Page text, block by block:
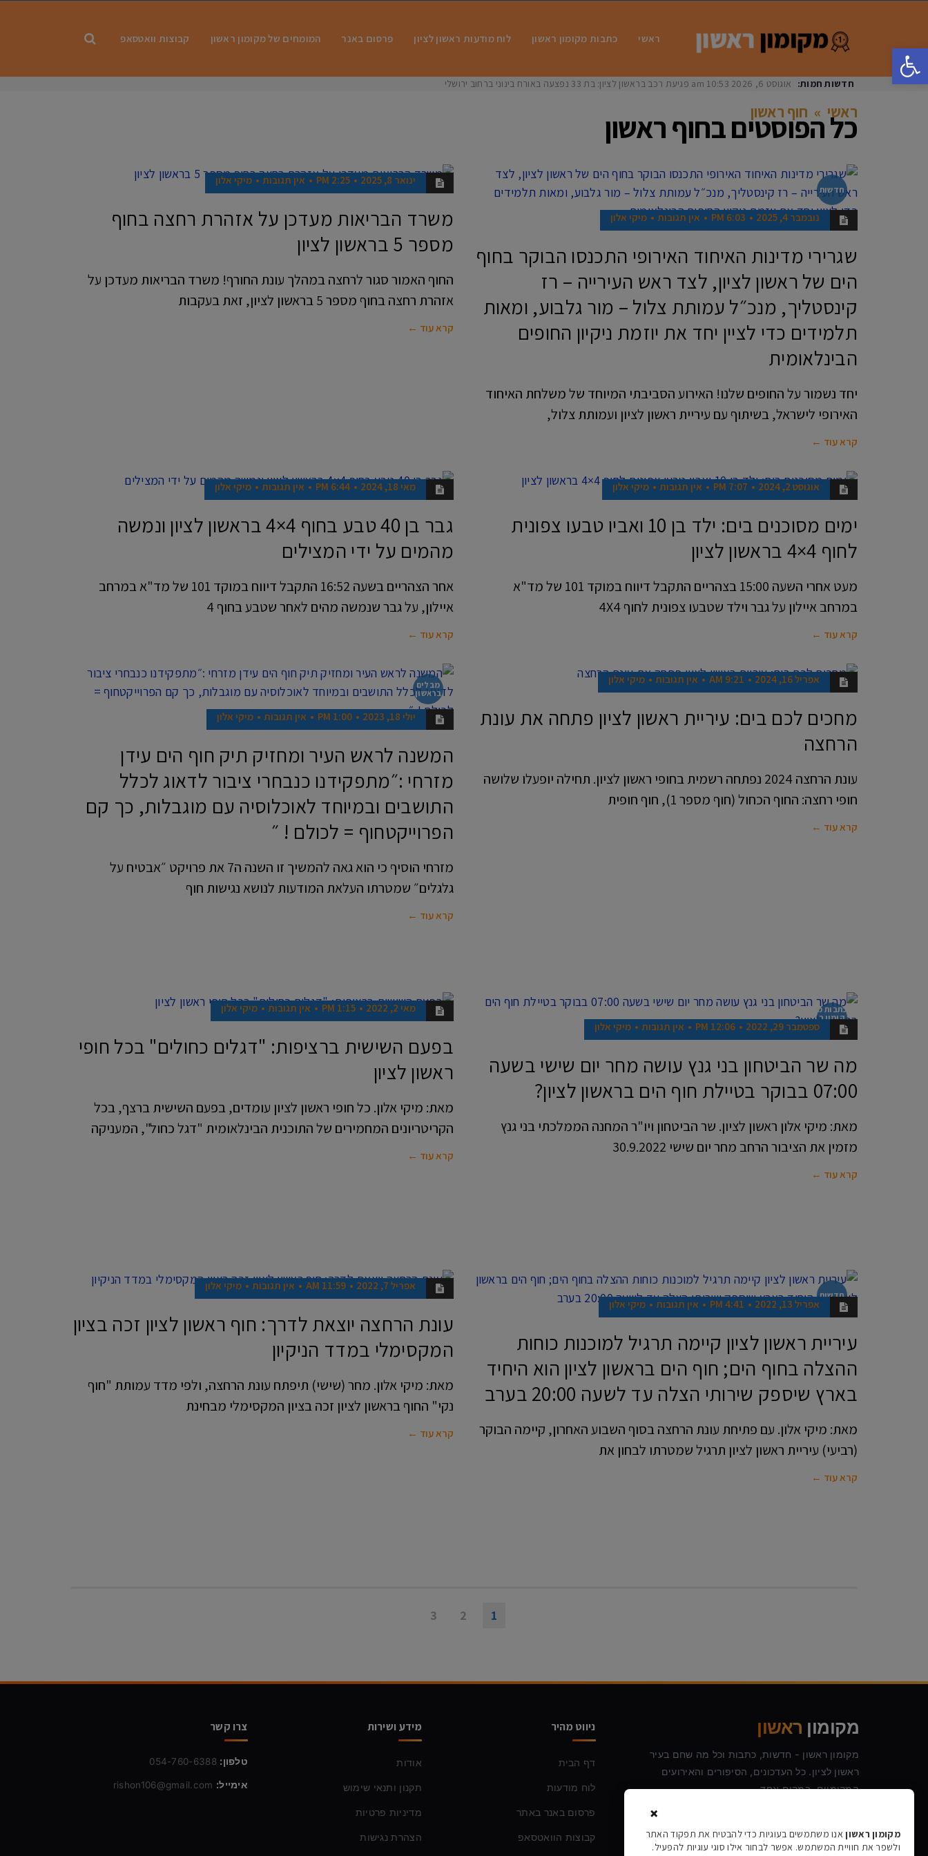
פתח סרגל נגישות
ראשי כתבות מקומון ראשון לוח מודעות ראשון לציון פרסום באנר המומחים של מקומון ראשון קבוצות וואטסאפ
חדשות חמות: אוגוסט 6, 2026 10:53 am פגיעת רכב בראשון לציון: בת 33 נפצעה באורח בינוני ברחוב ירושלים
ראשי » חוף ראשון
כל הפוסטים בחוף ראשון
חדשות
נובמבר 4, 2025 6:03 PM אין תגובות מיקי אלון
שגרירי מדינות האיחוד האירופי התכנסו הבוקר בחוף
הים של ראשון לציון, לצד ראש העירייה – רז
קינסטליך, מנכ״ל עמותת צלול – מור גלבוע, ומאות
תלמידים כדי לציין יחד את יוזמת ניקיון החופים
הבינלאומית
יחד נשמור על החופים שלנו! האירוע הסביבתי המיוחד של משלחת האיחוד
האירופי לישראל, בשיתוף עם עיריית ראשון לציון ועמותת צלול,
קרא עוד ←
חדשות
ינואר 8, 2025 2:25 PM אין תגובות מיקי אלון
משרד הבריאות מעדכן על אזהרת רחצה בחוף
מספר 5 בראשון לציון
החוף האמור סגור לרחצה במהלך עונת החורף! משרד הבריאות מעדכן על
אזהרת רחצה בחוף מספר 5 בראשון לציון, זאת בעקבות
קרא עוד ←
חדשות
אוגוסט 2, 2024 7:07 PM אין תגובות מיקי אלון
ימים מסוכנים בים: ילד בן 10 ואביו טבעו צפונית
לחוף 4×4 בראשון לציון
מעט אחרי השעה 15:00 בצהריים התקבל דיווח במוקד 101 של מד"א
במרחב איילון על גבר וילד שטבעו צפונית לחוף 4X4
קרא עוד ←
חדשות
מאי 18, 2024 6:44 PM אין תגובות מיקי אלון
גבר בן 40 טבע בחוף 4×4 בראשון לציון ונמשה
מהמים על ידי המצילים
אחר הצהריים בשעה 16:52 התקבל דיווח במוקד 101 של מד"א במרחב
איילון, על גבר שנמשה מהים לאחר שטבע בחוף 4
קרא עוד ←
חדשות
אפריל 16, 2024 9:21 AM אין תגובות מיקי אלון
מחכים לכם בים: עיריית ראשון לציון פתחה את עונת
הרחצה
עונת הרחצה 2024 נפתחה רשמית בחופי ראשון לציון. תחילה יופעלו שלושה
חופי רחצה: החוף הכחול (חוף מספר 1), חוף חופית
קרא עוד ←
מבלים
בראשון
יולי 18, 2023 1:00 PM אין תגובות מיקי אלון
המשנה לראש העיר ומחזיק תיק חוף הים עידן
מזרחי :״מתפקידנו כנבחרי ציבור לדאוג לכלל
התושבים ובמיוחד לאוכלוסיה עם מוגבלות, כך קם
הפרוייקטחוף = לכולם ! ״
מזרחי הוסיף כי הוא גאה להמשיך זו השנה ה7 את פרויקט ״אבטיח על
גלגלים״ שמטרתו העלאת המודעות לנושא נגישות חוף
קרא עוד ←
כתבות מ
קומון ר
אשון
ספטמבר 29, 2022 12:06 PM אין תגובות מיקי אלון
מה שר הביטחון בני גנץ עושה מחר יום שישי בשעה
07:00 בבוקר בטיילת חוף הים בראשון לציון?
מאת: מיקי אלון ראשון לציון. שר הביטחון ויו"ר המחנה הממלכתי בני גנץ
מזמין את הציבור הרחב מחר יום שישי 30.9.2022
קרא עוד ←
חדשות
מאי 2, 2022 1:15 PM אין תגובות מיקי אלון
בפעם השישית ברציפות: "דגלים כחולים" בכל חופי
ראשון לציון
מאת: מיקי אלון. כל חופי ראשון לציון עומדים, בפעם השישית ברצף, בכל
הקריטריונים המחמירים של התוכנית הבינלאומית "דגל כחול", המעניקה
קרא עוד ←
חדשות
אפריל 13, 2022 4:41 PM אין תגובות מיקי אלון
עיריית ראשון לציון קיימה תרגיל למוכנות כוחות
ההצלה בחוף הים; חוף הים בראשון לציון הוא היחיד
בארץ שיספק שירותי הצלה עד לשעה 20:00 בערב
מאת: מיקי אלון. עם פתיחת עונת הרחצה בסוף השבוע האחרון, קיימה הבוקר
(רביעי) עיריית ראשון לציון תרגיל שמטרתו לבחון את
קרא עוד ←
מבלים
בראשון
אפריל 7, 2022 11:59 AM אין תגובות מיקי אלון
עונת הרחצה יוצאת לדרך: חוף ראשון לציון זכה בציון
המקסימלי במדד הניקיון
מאת: מיקי אלון. מחר (שישי) תיפתח עונת הרחצה, ולפי מדד עמותת "חוף
נקי" החוף בראשון לציון זכה בציון המקסימלי מבחינת
קרא עוד ←
1
2
3
מקומון ראשון
מקומון ראשון - חדשות, כתבות וכל מה שחם בעיר
ראשון לציון. כל העדכונים, הסיפורים והאירועים
המקומיים, במקום אחד.
ניווט מהיר
דף הבית
לוח מודעות
פרסום באנר באתר
קבוצות הוואטסאפ
מידע ושירות
אודות
תקנון ותנאי שימוש
מדיניות פרטיות
הצהרת נגישות
צרו קשר
טלפון: 054-760-6388
אימייל: rishon106@gmail.com
×
מקומון ראשוןאנו משתמשים בעוגיות כדי להבטיח את תפקוד האתר
ולשפר את חוויית המשתמש. אפשר לבחור אילו סוגי עוגיות להפעיל.